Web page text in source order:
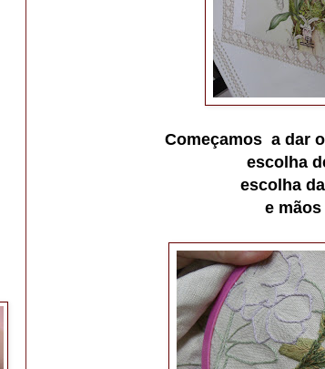
Começamos a dar
escolha
escolha
e